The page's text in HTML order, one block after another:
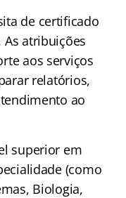
de certificado
atribuições
aos serviços
relatórios,
ao
superior em
(como
Biologia,